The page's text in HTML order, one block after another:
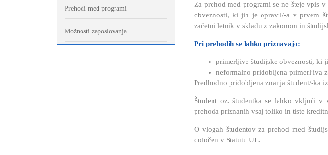
Prehodi med programi
Možnosti zaposlovanja
Za prehod med programi se ne šteje vpis
obveznosti, ki jih je opravil/-a v prvem
začetni letnik v skladu z zakonom in
Pri prehodih se lahko priznavajo:
primerljive študijske obveznosti, ki
neformalno pridobljena primerljiva
Predhodno pridobljena znanja študent/-ka
Študent oz. študentka se lahko vključi v
prehoda priznanih vsaj toliko in tiste
O vlogah študentov za prehod med
določen v Statutu UL.